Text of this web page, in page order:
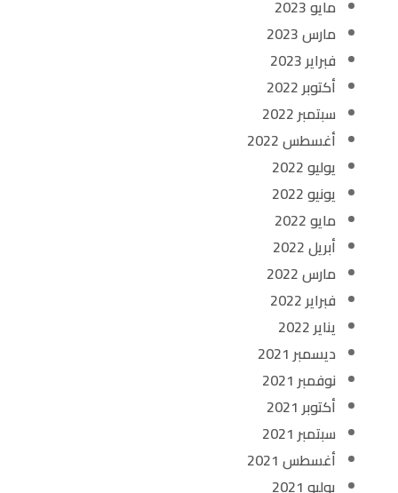
مايو 2023
مارس 2023
فبراير 2023
أكتوبر 2022
سبتمبر 2022
أغسطس 2022
يوليو 2022
يونيو 2022
مايو 2022
أبريل 2022
مارس 2022
فبراير 2022
يناير 2022
ديسمبر 2021
نوفمبر 2021
أكتوبر 2021
سبتمبر 2021
أغسطس 2021
يوليو 2021